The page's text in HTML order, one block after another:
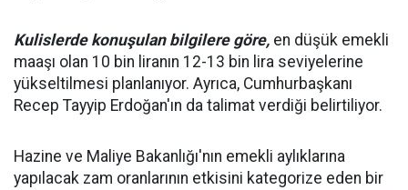
Kulislerde konuşulan bilgilere göre, en düşük emekli
maaşı olan 10 bin liranın 12-13 bin lira seviyelerine
yükseltilmesi planlanıyor. Ayrıca, Cumhurbaşkanı
Recep Tayyip Erdoğan'ın da talimat verdiği belirtiliyor.
Hazine ve Maliye Bakanlığı'nın emekli aylıklarına
yapılacak zam oranlarının etkisini kategorize eden bir